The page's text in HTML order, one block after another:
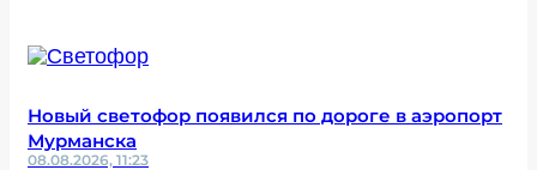
Новый светофор появился по дороге в аэропорт
Мурманска
08.08.2026, 11:23